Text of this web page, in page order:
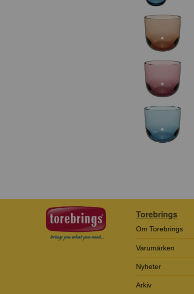
Torebrings
Om Torebrings
Varumärken
Nyheter
Arkiv